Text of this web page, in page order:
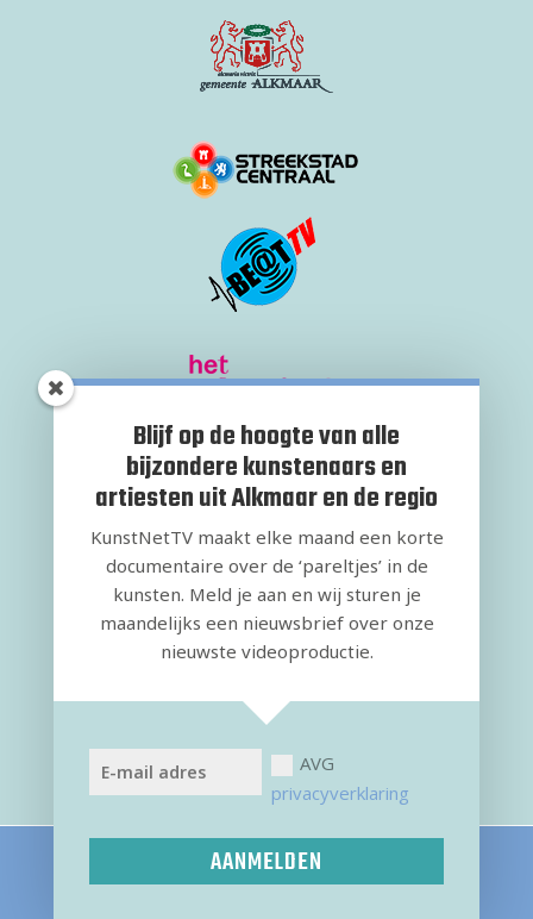
2026 KunstNetTV |
Blijf op de hoogte van alle
bijzondere kunstenaars en
artiesten uit Alkmaar en de regio
KunstNetTV maakt elke maand een korte
documentaire over de ‘pareltjes’ in de
kunsten. Meld je aan en wij sturen je
maandelijks een nieuwsbrief over onze
nieuwste videoproductie.
AVG
privacyverklaring
AANMELDEN